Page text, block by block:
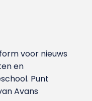
voor nieuws
en
Punt
Avans